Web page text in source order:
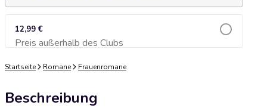
12,99 €
Preis außerhalb des ClubsZum Warenkorb hinzufügen
Startseite Romane Frauenromane
Beschreibung